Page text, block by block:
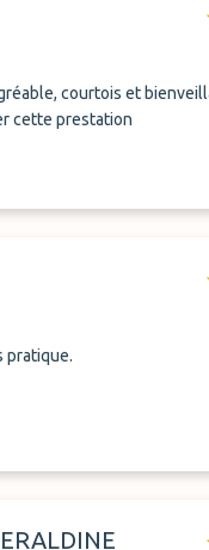
courtois et bienveillant. Je ne
cette prestation
pratique.